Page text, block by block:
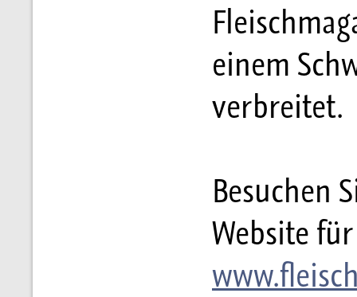
einem
verbreitet.
Besuchen
Website